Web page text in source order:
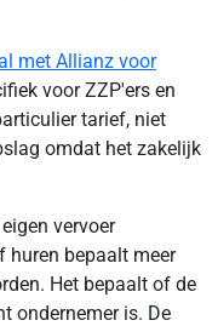
met Allianz voor
voor ZZP'ers en
tarief, niet
omdat het zakelijk
vervoer
huren bepaalt meer
Het bepaalt of de
ondernemer is. De